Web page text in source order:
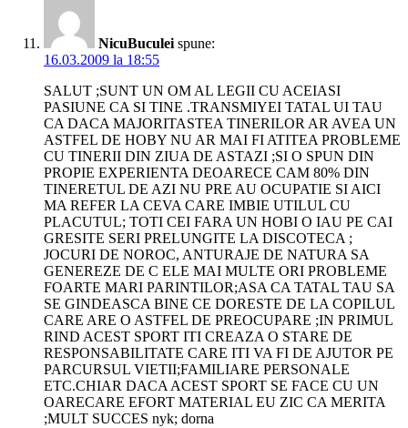
NicuBuculei spune:
16.03.2009 la 18:55
SALUT ;SUNT UN OM AL LEGII CU ACEIASI
PASIUNE CA SI TINE .TRANSMIYEI TATAL UI TAU
CA DACA MAJORITASTEA TINERILOR AR AVEA UN
ASTFEL DE HOBY NU AR MAI FI ATITEA PROBLEME
CU TINERII DIN ZIUA DE ASTAZI ;SI O SPUN DIN
PROPIE EXPERIENTA DEOARECE CAM 80% DIN
TINERETUL DE AZI NU PRE AU OCUPATIE SI AICI
MA REFER LA CEVA CARE IMBIE UTILUL CU
PLACUTUL; TOTI CEI FARA UN HOBI O IAU PE CAI
GRESITE SERI PRELUNGITE LA DISCOTECA ;
JOCURI DE NOROC, ANTURAJE DE NATURA SA
GENEREZE DE C ELE MAI MULTE ORI PROBLEME
FOARTE MARI PARINTILOR;ASA CA TATAL TAU SA
SE GINDEASCA BINE CE DORESTE DE LA COPILUL
CARE ARE O ASTFEL DE PREOCUPARE ;IN PRIMUL
RIND ACEST SPORT ITI CREAZA O STARE DE
RESPONSABILITATE CARE ITI VA FI DE AJUTOR PE
PARCURSUL VIETII;FAMILIARE PERSONALE
ETC.CHIAR DACA ACEST SPORT SE FACE CU UN
OARECARE EFORT MATERIAL EU ZIC CA MERITA
;MULT SUCCES nyk; dorna